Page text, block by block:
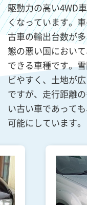
駆動力の高い4WD
くなっています。
古車の輸出台数が
態の悪い国におい
できる車種です。
ビやすく、土地が
ですが、走行距離
い古い車であって
可能にしています。